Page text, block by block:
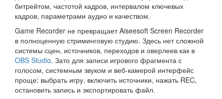
битрейтом, частотой кадров, интервалом ключевых
кадров, параметрами аудио и качеством.
Game Recorder не превращает Aiseesoft Screen Recorder
в полноценную стриминговую студию. Здесь нет сложной
системы сцен, источников, переходов и оверлеев как в
OBS Studio. Зато для записи игрового фрагмента с
голосом, системным звуком и веб-камерой интерфейс
проще: выбрать игру, включить источники, нажать REC,
остановить запись и экспортировать файл.